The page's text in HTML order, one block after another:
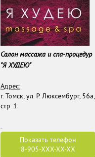
Салон массажа и спа-процедур
"Я ХУДЕЮ"
Адрес:
г. Томск, ул. Р. Люксембург, 56а,
стр. 1
Показать телефон
8-905-XXX-XX-XX